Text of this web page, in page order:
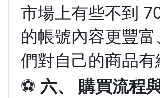
市場上有些不到
的帳號內容更豐
們對自己的商品
⚽ 六、 購買流程